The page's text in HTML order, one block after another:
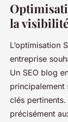
la
L’optimisation
entreprise
Un SEO blog
principalement
clés
précisément